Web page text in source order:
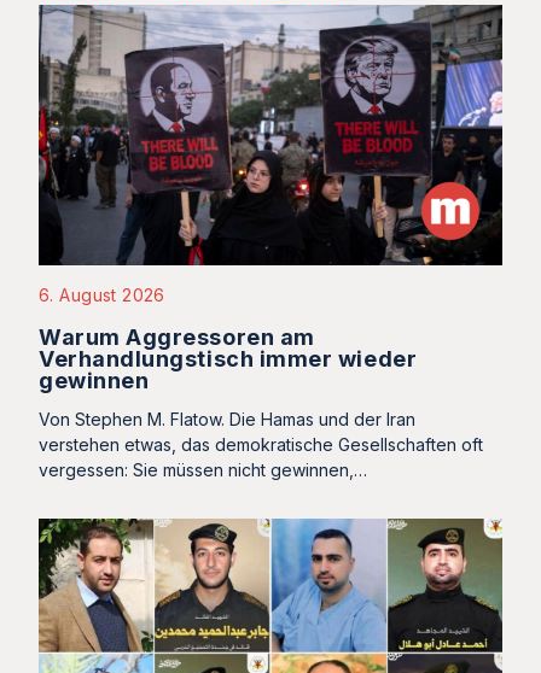
6. August 2026
Warum Aggressoren am
Verhandlungstisch immer wieder
gewinnen
Von Stephen M. Flatow. Die Hamas und der Iran
verstehen etwas, das demokratische Gesellschaften oft
vergessen: Sie müssen nicht gewinnen,…